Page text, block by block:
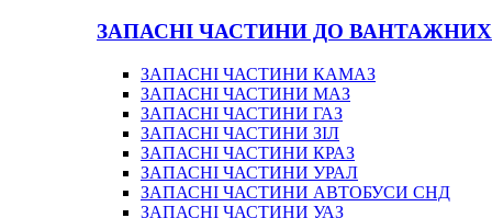
ЗАПАСНІ ЧАСТИНИ ДО
ЗАПАСНІ ЧАСТИНИ КАМАЗ
ЗАПАСНІ ЧАСТИНИ МАЗ
ЗАПАСНІ ЧАСТИНИ ГАЗ
ЗАПАСНІ ЧАСТИНИ ЗІЛ
ЗАПАСНІ ЧАСТИНИ КРАЗ
ЗАПАСНІ ЧАСТИНИ УРАЛ
ЗАПАСНІ ЧАСТИНИ АВТОБУСИ СНД
ЗАПАСНІ ЧАСТИНИ УАЗ